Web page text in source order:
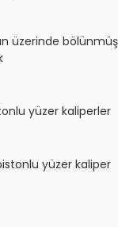
üzerinde
yüzer kaliperler
yüzer kaliper